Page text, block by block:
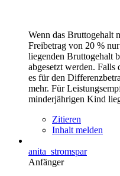
Wenn das Bruttogehalt
Freibetrag von 20 %
liegenden Bruttogehalt
abgesetzt werden.
es für den
mehr. Für
minderjährigen Kind
Zitieren
Inhalt melden
anita_stromspar
Anfänger